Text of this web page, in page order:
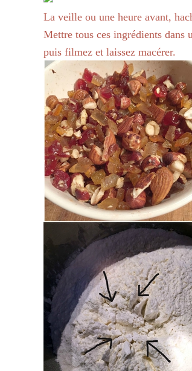
La veille ou une heure avant,
Mettre tous ces ingrédients dans
puis filmez et laissez macérer.